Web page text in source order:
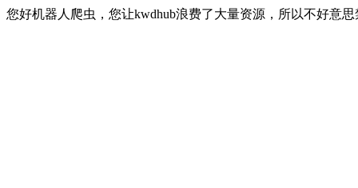
您好机器人爬虫，您让kwdhub浪费了大量资源，所以不好意